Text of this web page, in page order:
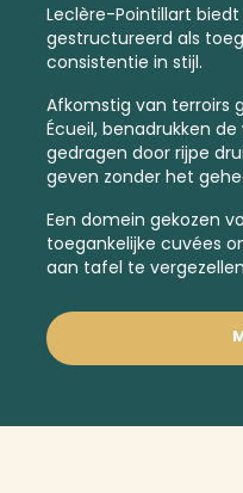
Leclère-Pointillart
gestructureerd als
consistentie in stijl.
Afkomstig van terroirs
Écueil, benadrukken
gedragen door rijpe
geven zonder het
Een domein gekozen
toegankelijke cuvées
aan tafel te